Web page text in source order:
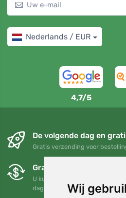
Wij
Nederlands / EUR
4,7/5
De volgende dag en
Gratis verzending voor
Gratis ruilen en
U kunt uw bestelling op elk
dagen retourneren of ruilen